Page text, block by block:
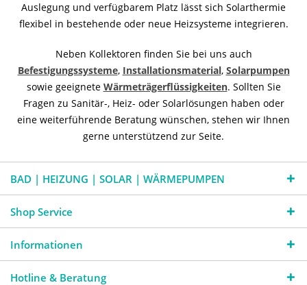
Auslegung und verfügbarem Platz lässt sich Solarthermie
flexibel in bestehende oder neue Heizsysteme integrieren.
Neben Kollektoren finden Sie bei uns auch
Befestigungssysteme, Installationsmaterial, Solarpumpen
sowie geeignete Wärmeträgerflüssigkeiten. Sollten Sie
Fragen zu Sanitär-, Heiz- oder Solarlösungen haben oder
eine weiterführende Beratung wünschen, stehen wir Ihnen
gerne unterstützend zur Seite.
BAD | HEIZUNG | SOLAR | WÄRMEPUMPEN
Shop Service
Informationen
Hotline & Beratung